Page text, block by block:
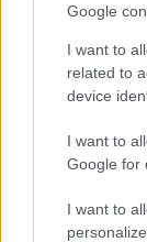
Google
I want to
related to
device
I want to
Google for
I want to
Αθήνα.
«Νότια
περιέλθει
πρακτική